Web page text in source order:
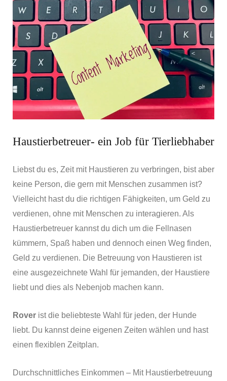
Haustierbetreuer- ein Job für Tierliebhaber
Liebst du es, Zeit mit Haustieren zu verbringen, bist aber
keine Person, die gern mit Menschen zusammen ist?
Vielleicht hast du die richtigen Fähigkeiten, um Geld zu
verdienen, ohne mit Menschen zu interagieren. Als
Haustierbetreuer kannst du dich um die Fellnasen
kümmern, Spaß haben und dennoch einen Weg finden,
Geld zu verdienen. Die Betreuung von Haustieren ist
eine ausgezeichnete Wahl für jemanden, der Haustiere
liebt und dies als Nebenjob machen kann.
Rover ist die beliebteste Wahl für jeden, der Hunde
liebt. Du kannst deine eigenen Zeiten wählen und hast
einen flexiblen Zeitplan.
Durchschnittliches Einkommen – Mit Haustierbetreuung